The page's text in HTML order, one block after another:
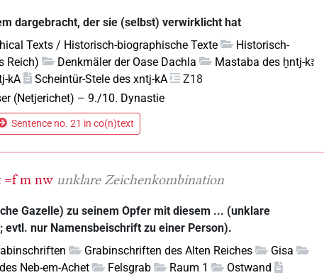
dargebracht, der sie (selbst) verwirklicht hat
Texts / Historisch-biographische Texte
Historisch-
Reich)
Denkmäler der Oase Dachla
Mastaba des ḫntj-kꜣ
kA
Scheintür-Stele des xntj-kA
Z18
(Netjerichet) –9./10. Dynastie
Sentence no. 21 in co(n)text
=f m nw unklare Zeichenkombination
Gazelle) zu seinem Opfer mit diesem ... (unklare
evtl. nur Namensbeischrift zu einer Person).
Grabinschriften des Alten Reiches
Gisa
Neb-em-Achet Felsgrab Raum 1
Ostwand